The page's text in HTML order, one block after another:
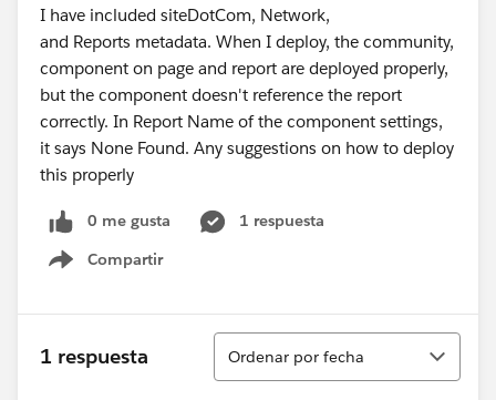
I have included siteDotCom, Network,
and Reports metadata. When I deploy, the community,
component on page and report are deployed properly,
but the component doesn't reference the report
correctly. In Report Name of the component settings,
it says None Found. Any suggestions on how to deploy
this properly
0 me gusta
1 respuesta
Compartir
Show menu
1 respuesta
Ordenar
Ordenar por fecha